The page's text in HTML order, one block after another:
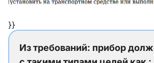
}}
Из требований: прибор